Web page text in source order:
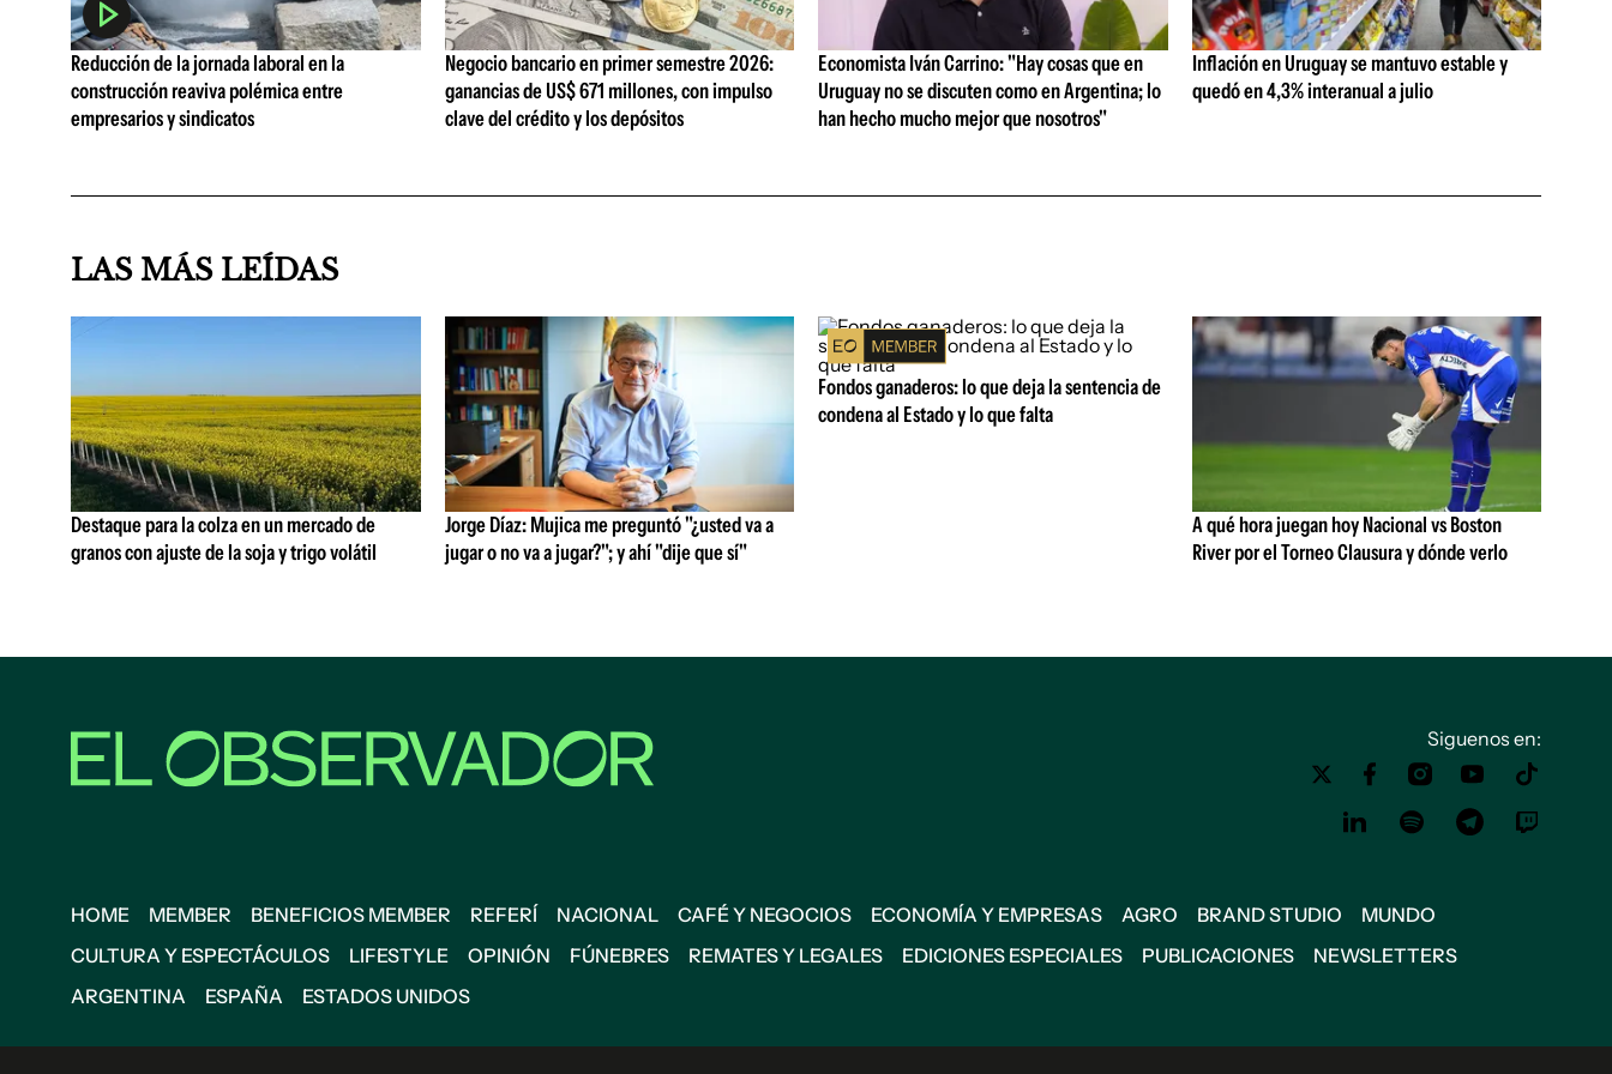
Reducción de la jornada laboral en la
construcción reaviva polémica entre
empresarios y sindicatos
Negocio bancario en primer semestre 2026:
ganancias de US$ 671 millones, con impulso
clave del crédito y los depósitos
Economista Iván Carrino: "Hay cosas que en
Uruguay no se discuten como en Argentina; lo
han hecho mucho mejor que nosotros"
Inflación en Uruguay se mantuvo estable y
quedó en 4,3% interanual a julio
LAS MÁS LEÍDAS
Destaque para la colza en un mercado de
granos con ajuste de la soja y trigo volátil
Jorge Díaz: Mujica me preguntó "¿usted va a
jugar o no va a jugar?"; y ahí "dije que sí"
Fondos ganaderos: lo que deja la sentencia de
condena al Estado y lo que falta
A qué hora juegan hoy Nacional vs Boston
River por el Torneo Clausura y dónde verlo
Siguenos en:
HOME MEMBER BENEFICIOS MEMBER REFERÍ NACIONAL CAFÉ Y NEGOCIOS ECONOMÍA Y EMPRESAS AGRO BRAND STUDIO
MUNDO
CULTURA Y ESPECTÁCULOS
LIFESTYLE OPINIÓN FÚNEBRES REMATES Y LEGALES EDICIONES ESPECIALES PUBLICACIONES
NEWSLETTERS
ARGENTINA
ESPAÑA ESTADOS UNIDOS